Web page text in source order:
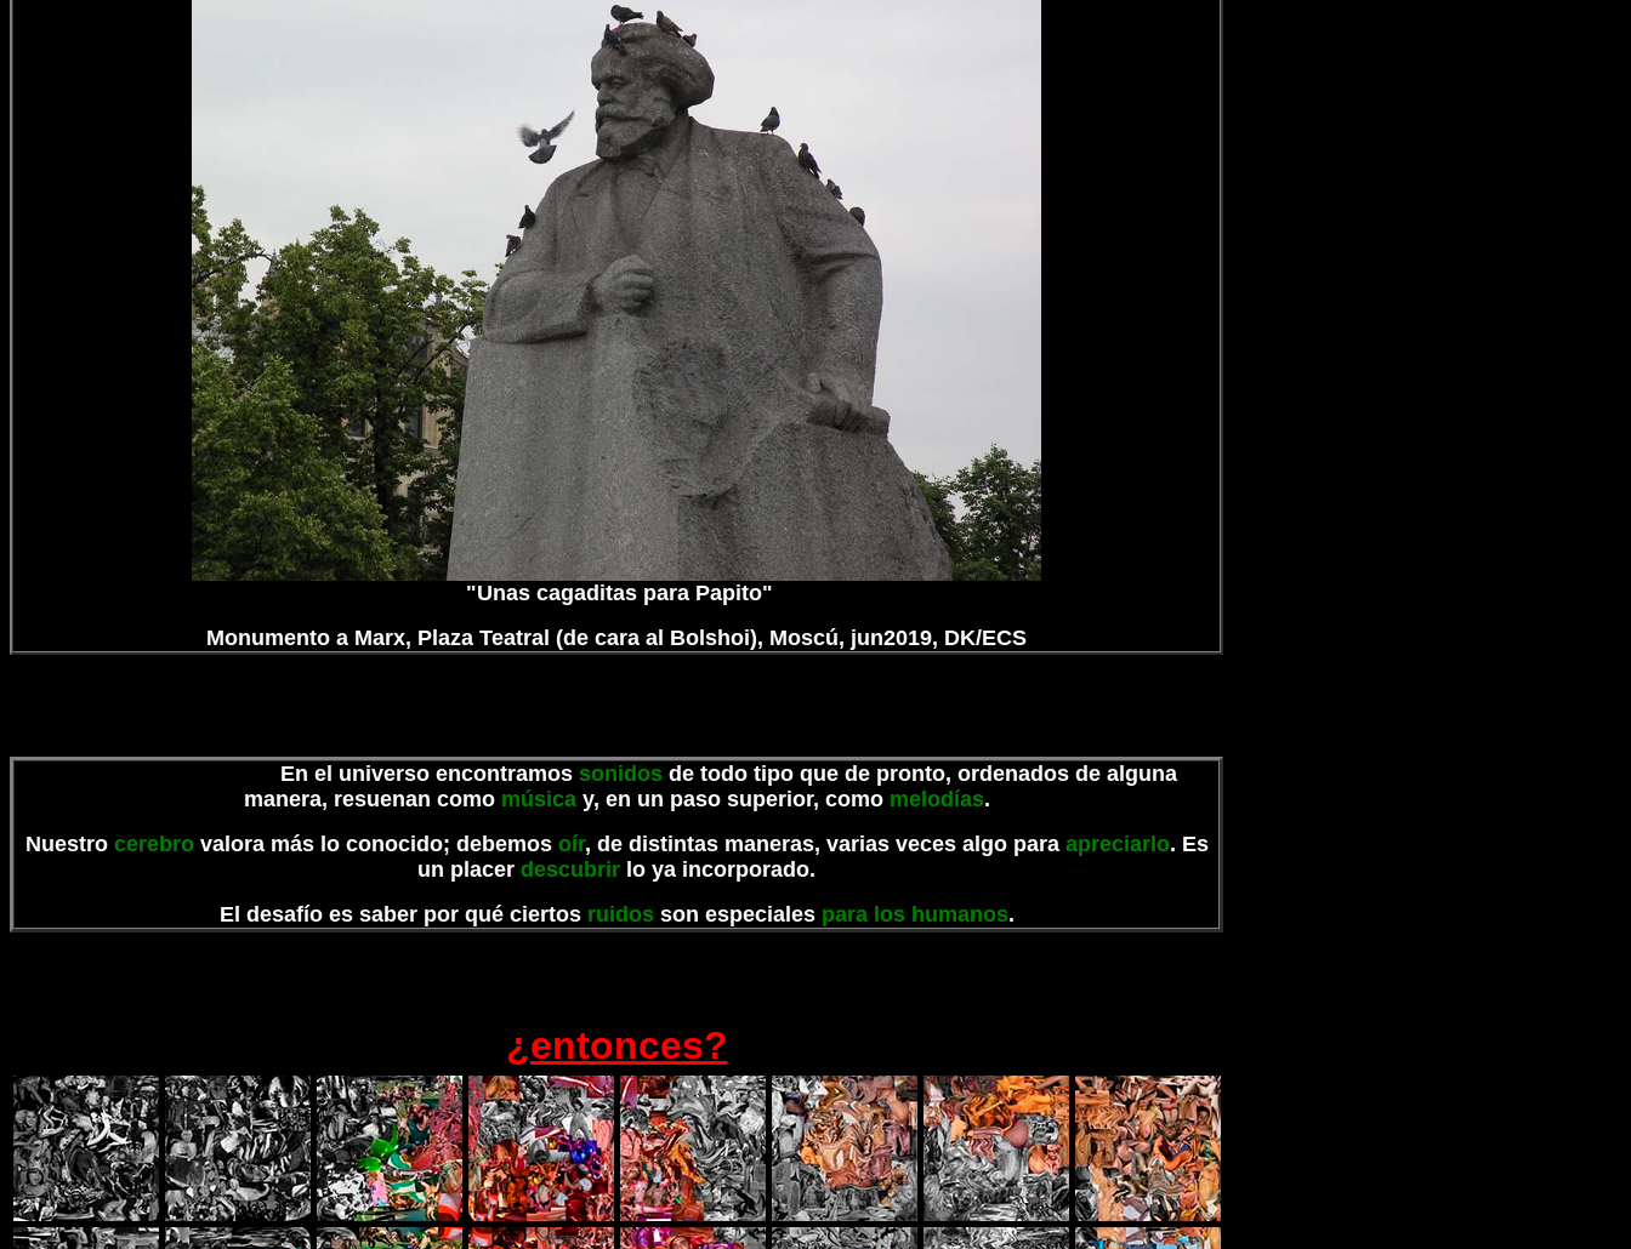
"Unas cagaditas para Papito"
Monumento a Marx, Plaza Teatral (de cara al Bolshoi), Moscú, jun2019, DK/ECS
En el universo encontramos sonidos de todo tipo que de pronto, ordenados de alguna
manera, resuenan como músicay, en un paso superior, como melodías.
Nuestro cerebrovalora más lo conocido; debemos oír, de distintas maneras, varias veces algo para apreciarlo. Es
un placer descubrir lo ya incorporado.
El desafío es saber por qué ciertos ruidosson especiales para los humanos.
¿entonces?